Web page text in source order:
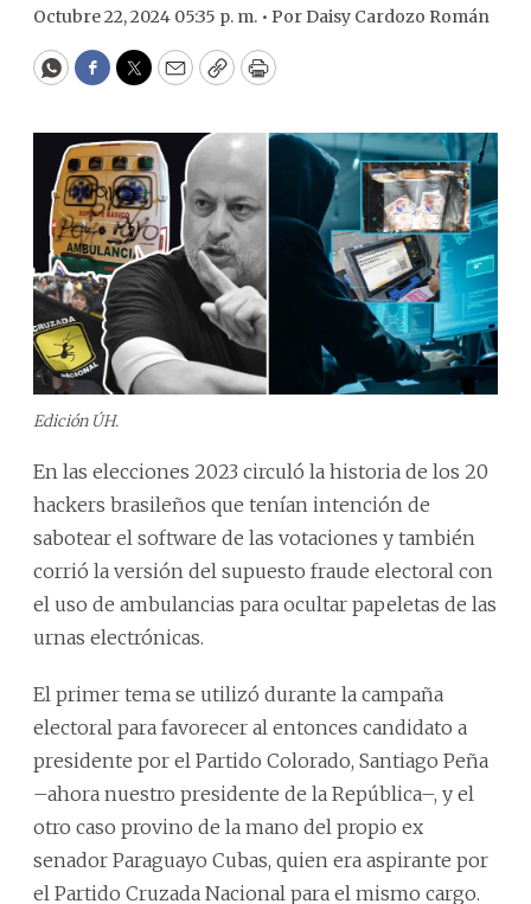
Octubre 22, 2024 05:35 p. m. • PorDaisy Cardozo Román
WhatsApp
Facebook
Twitter
EmailCopyPrint
Edición ÚH.
En las elecciones 2023 circuló la historia de los 20
hackers brasileños que tenían intención de
sabotear el software de las votaciones y también
corrió la versión del supuesto fraude electoral con
el uso de ambulancias para ocultar papeletas de las
urnas electrónicas.
El primer tema se utilizó durante la campaña
electoral para favorecer al entonces candidato a
presidente por el Partido Colorado, Santiago Peña
–ahora nuestro presidente de la República–, y el
otro caso provino de la mano del propio ex
senador Paraguayo Cubas, quien era aspirante por
el Partido Cruzada Nacional para el mismo cargo.